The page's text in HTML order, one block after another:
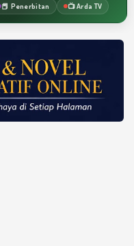
📕 Penerbitan 📺 Arda TV